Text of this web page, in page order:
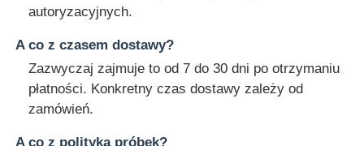
autoryzacyjnych.
A co z czasem dostawy?
Zazwyczaj zajmuje to od 7 do 30 dni po otrzymaniu
płatności. Konkretny czas dostawy zależy od
zamówień.
A co z polityką próbek?